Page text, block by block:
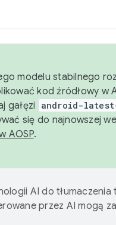
modelu stabilnego
kod źródłowy w
gałęzi
android-
się do najnowszej
AOSP.
AI do tłumaczenia
przez AI mogą